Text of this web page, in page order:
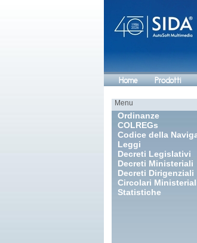
Home Prodotti
Menu
Ordinanze
COLREGs
Codice della
Leggi
Decreti Legislativi
Decreti Ministeriali
Decreti Dirigenziali
Circolari
Statistiche